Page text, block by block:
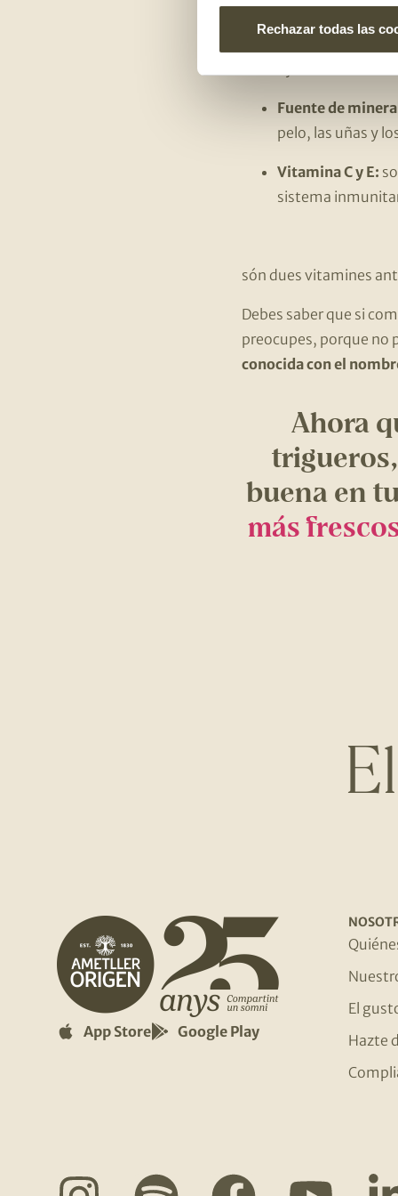
Rechazar todas las
Bajo contenido
Fuente de
pelo, las uñas y
Vitamina C y E:
sistema
són dues vitamines
Debes saber que si
preocupes, porque no
conocida con el
Ahora
buena en
más
App Store Google Play
El
Hazte